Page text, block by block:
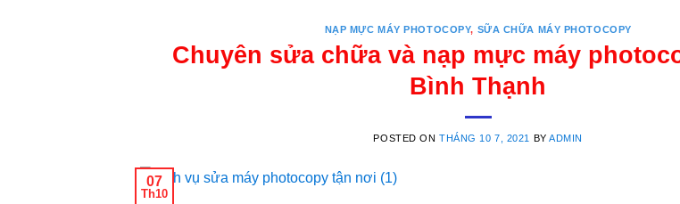
NẠP MỰC MÁY PHOTOCOPY, SỮA CHỮA MÁY PHOTOCOPY
Chuyên sửa chữa và nạp mực máy
Bình Thạnh
POSTED ONTHÁNG 10 7, 2021 BYADMIN
07
Th10